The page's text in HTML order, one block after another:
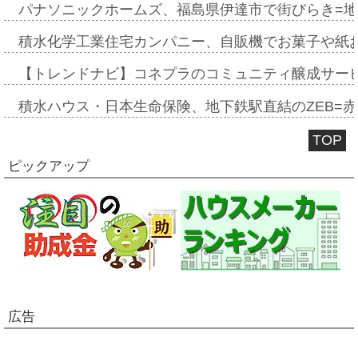
パナソニックホームズ、福島県伊達市で街びらき=
積水化学工業住宅カンパニー、自販機でお菓子や
【トレンドナビ】コネプラのコミュニティ醸成サ
積水ハウス・日本生命保険、地下鉄駅直結のZEB=
TOP
ピックアップ
広告